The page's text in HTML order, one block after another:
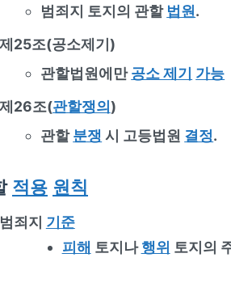
범죄지 토지의 관할 법원 .
제25조(공소제기)
관할법원에만공소 제기 가능
제26조(관할쟁의)
관할분쟁 시 고등법원 결정.
적용 원칙
범죄지 기준
피해 토지나행위 토지의